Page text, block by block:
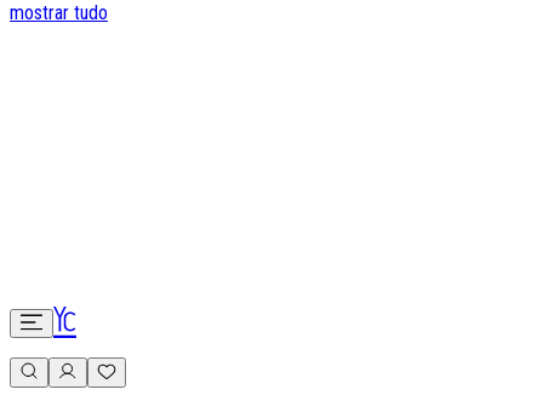
mostrar tudo